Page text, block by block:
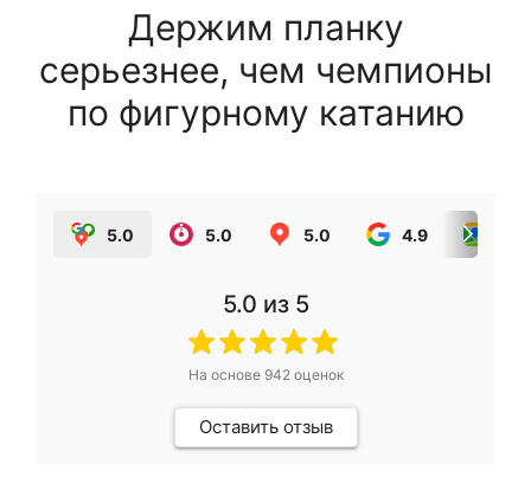
Держим планку
серьезнее, чем чемпионы
по фигурному катанию
5.0 5.0 5.0 4.9
5.0 из 5
На основе 942оценок
Оставить отзыв